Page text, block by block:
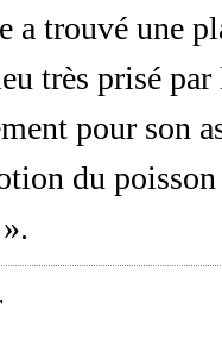
a trouvé une
très prisé par
pour son
du